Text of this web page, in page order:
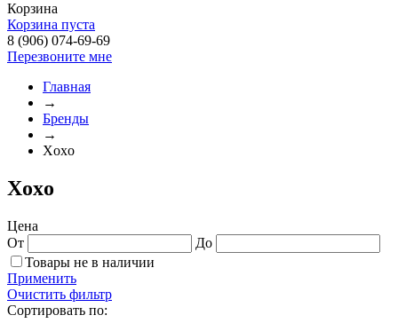
Корзина
Корзина пуста
8 (906) 074-69-69
Перезвоните мне
Главная
→
Бренды
→
Xoxo
Xoxo
Цена
От
До
Товары не в наличии
Применить
Очистить фильтр
Сортировать по: